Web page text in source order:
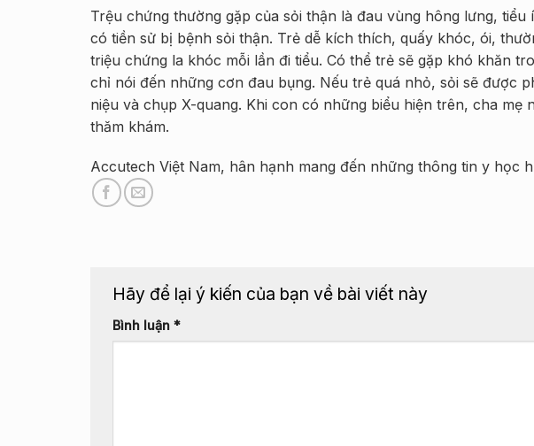
Trệu chứng thường gặp của sỏi thận là đau vùng hông lưng,
có tiền sử bị bệnh sỏi thận. Trẻ dễ kích thích, quấy khóc, ói,
triệu chứng la khóc mỗi lần đi tiểu. Có thể trẻ sẽ gặp khó khăn
chỉ nói đến những cơn đau bụng. Nếu trẻ quá nhỏ, sỏi sẽ được
niệu và chụp X-quang. Khi con có những biểu hiện trên, cha
thăm khám.
Accutech Việt Nam, hân hạnh mang đến những thông tin y học
Hãy để lại ý kiến của bạn về bài viết này
Bình luận *